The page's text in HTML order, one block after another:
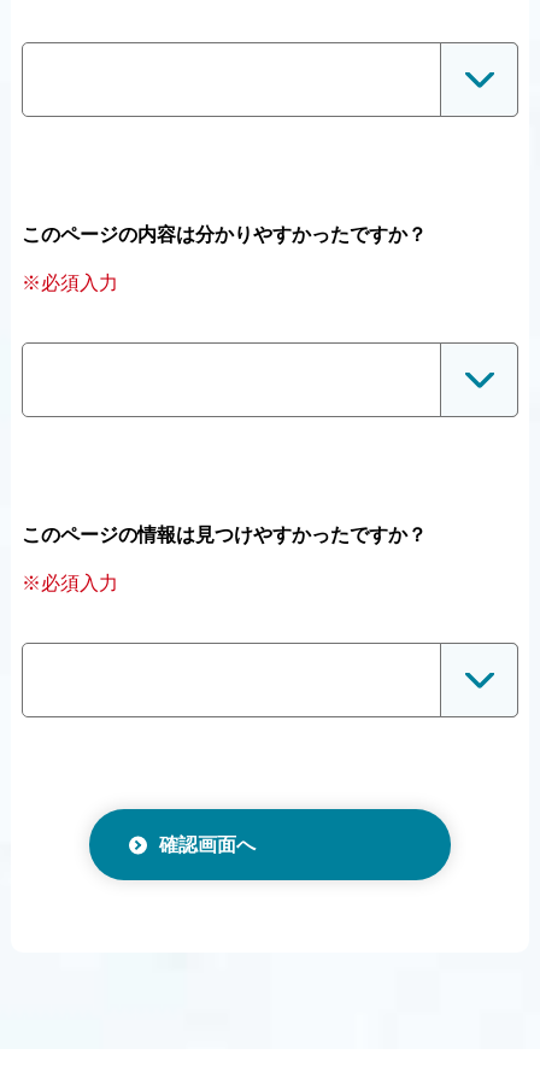
このページの内容は分かりやすかったですか？
※必須入力
このページの情報は見つけやすかったですか？
※必須入力